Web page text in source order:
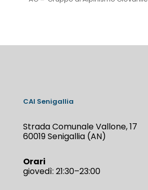
CAI Senigallia
Strada Comunale Vallone, 17
60019 Senigallia (AN)
Orari
giovedì: 21:30–23:00